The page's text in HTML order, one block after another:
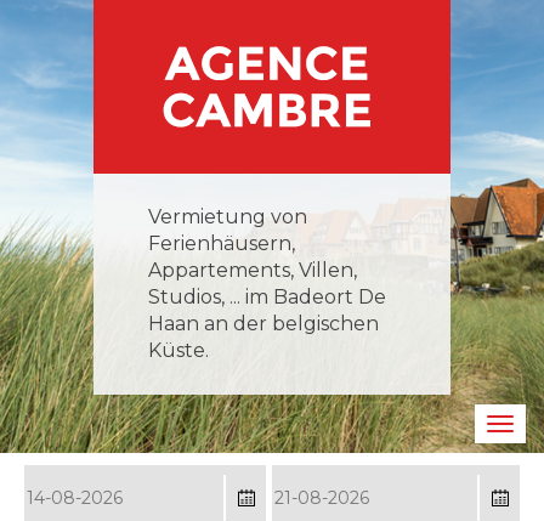
Inhalt
Vermietung von
Ferienhäusern,
Appartements, Villen,
Studios, ... im Badeort De
Haan an der belgischen
Küste.
From